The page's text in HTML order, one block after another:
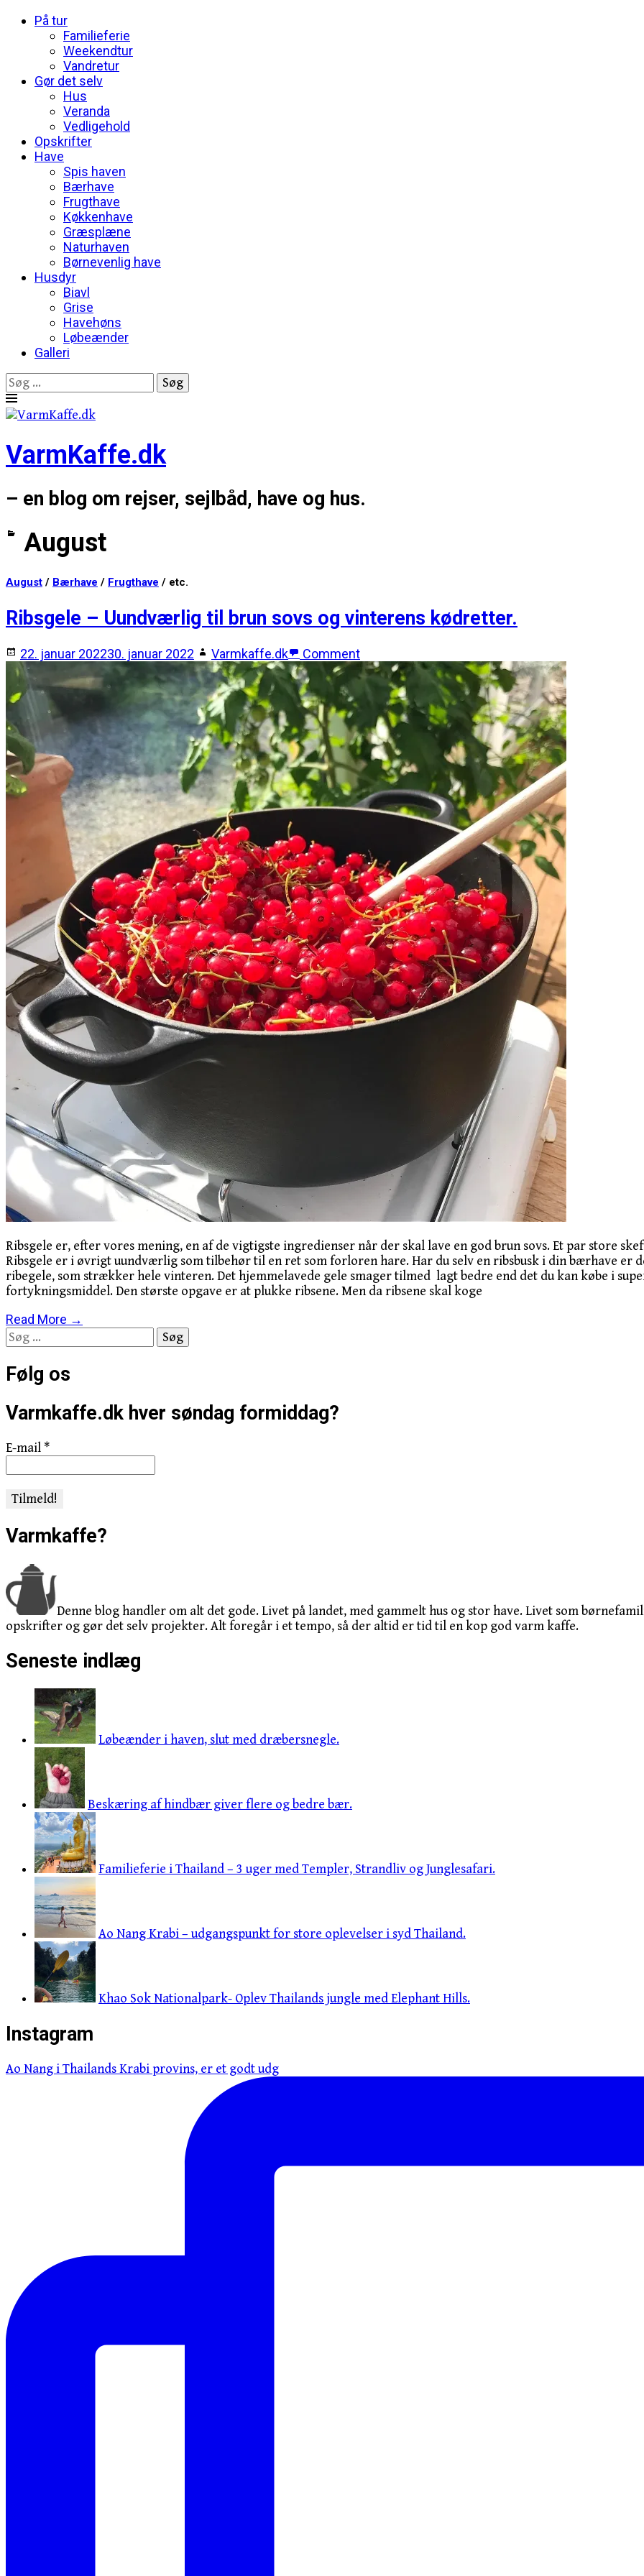
På tur
Familieferie
Weekendtur
Vandretur
Gør det selv
Hus
Veranda
Vedligehold
Opskrifter
Have
Spis haven
Bærhave
Frugthave
Køkkenhave
Græsplæne
Naturhaven
Børnevenlig have
Husdyr
Biavl
Grise
Havehøns
Løbeænder
Galleri
Søg
efter:
Skip
content
VarmKaffe.dk
– en blog om rejser, sejlbåd, have og hus.
August
August / Bærhave / Frugthave / etc.
Ribsgele – Uundværlig til brun sovs og vinterens kødretter.
22. januar 202230. januar 2022 Varmkaffe.dk Comment
Ribsgele er, efter vores mening, en af de vigtigste ingredienser når der skal lave en god brun sovs. Et par store
Ribsgele er i øvrigt uundværlig som tilbehør til en ret som forloren hare. Har du selv en ribsbusk i din bærhave er
ribegele, som strækker hele vinteren. Det hjemmelavede gele smager tilmed lagt bedre end det du kan købe i
fortykningsmiddel. Den største opgave er at plukke ribsene. Men da ribsene skal koge
Read More →
Søg
efter:
Følg os
Varmkaffe.dk hver søndag formiddag?
E-mail*
Varmkaffe?
Denne blog handler om alt det gode. Livet på landet, med gammelt hus og stor have. Livet som
opskrifter og gør det selv projekter. Alt foregår i et tempo, så der altid er tid til en kop god varm kaffe.
Seneste indlæg
Løbeænder i haven, slut med dræbersnegle.
Beskæring af hindbær giver flere og bedre bær.
Familieferie i Thailand – 3 uger med Templer, Strandliv og Junglesafari.
Ao Nang Krabi – udgangspunkt for store oplevelser i syd Thailand.
Khao Sok Nationalpark- Oplev Thailands jungle med Elephant Hills.
Instagram
Ao Nang i Thailands Krabi provins, er et godt udg